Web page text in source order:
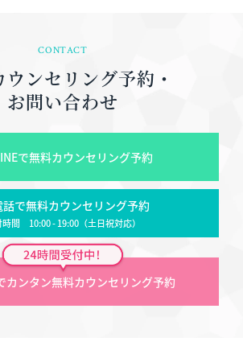
CONTACT
ンセリング予約・
お問い合わせ
で無料カウンセリング予約
話で無料カウンセリング予約
間 10:00 - 19:00（土日祝対応）
カンタン無料カウンセリング予約